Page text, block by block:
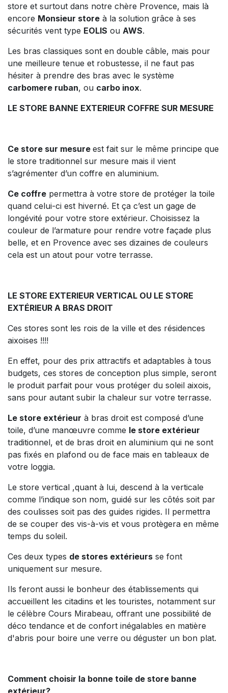
store et surtout dans notre chère Provence, mais là
encore Monsieur store à la solution grâce à ses
sécurités vent type EOLIS ou AWS.
Les bras classiques sont en double câble, mais pour
une meilleure tenue et robustesse, il ne faut pas
hésiter à prendre des bras avec le système
carbomere ruban, ou carbo inox.
LE STORE BANNE EXTERIEUR COFFRE SUR MESURE
Ce store sur mesure est fait sur le même principe que
le store traditionnel sur mesure mais il vient
s’agrémenter d’un coffre en aluminium.
Ce coffre permettra à votre store de protéger la toile
quand celui-ci est hiverné. Et ça c’est un gage de
longévité pour votre store extérieur. Choisissez la
couleur de l’armature pour rendre votre façade plus
belle, et en Provence avec ses dizaines de couleurs
cela est un atout pour votre terrasse.
LE STORE EXTERIEUR VERTICAL OU LE STORE
EXTÉRIEUR A BRAS DROIT
Ces stores sont les rois de la ville et des résidences
aixoises !!!!
En effet, pour des prix attractifs et adaptables à tous
budgets, ces stores de conception plus simple, seront
le produit parfait pour vous protéger du soleil aixois,
sans pour autant subir la chaleur sur votre terrasse.
Le store extérieur à bras droit est composé d’une
toile, d’une manœuvre comme le store extérieur
traditionnel, et de bras droit en aluminium qui ne sont
pas fixés en plafond ou de face mais en tableaux de
votre loggia.
Le store vertical ,quant à lui, descend à la verticale
comme l’indique son nom, guidé sur les côtés soit par
des coulisses soit pas des guides rigides. Il permettra
de se couper des vis-à-vis et vous protègera en même
temps du soleil.
Ces deux types de stores extérieurs se font
uniquement sur mesure.
Ils feront aussi le bonheur des établissements qui
accueillent les citadins et les touristes, notamment sur
le célèbre Cours Mirabeau, offrant une possibilité de
déco tendance et de confort inégalables en matière
d'abris pour boire une verre ou déguster un bon plat.
Comment choisir la bonne toile de store banne
extérieur?